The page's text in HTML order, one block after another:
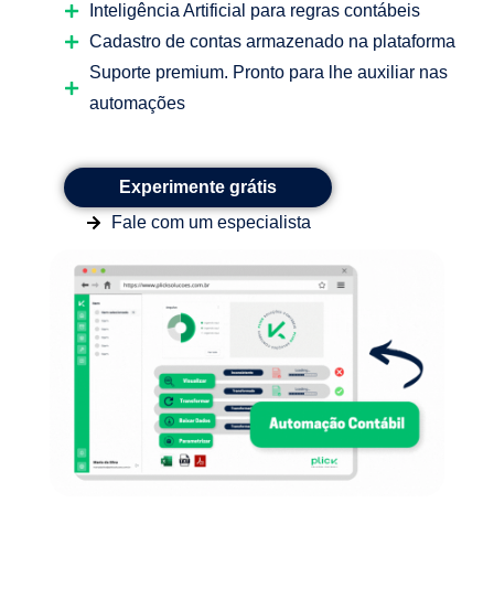
Inteligência Artificial para regras contábeis
Cadastro de contas armazenado na plataforma
Suporte premium. Pronto para lhe auxiliar nas
automações
Experimente grátis
Fale com um especialista